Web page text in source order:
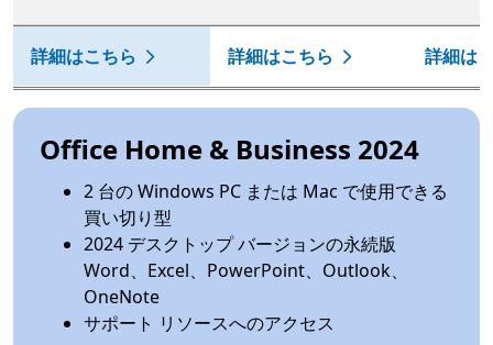
詳細はこちら 詳細はこちら 詳細は
Office Home & Business 2024
2 台の Windows PC または Mac で使用できる
買い切り型
2024 デスクトップ バージョンの永続版
Word、Excel、PowerPoint、Outlook、
OneNote
サポート リソースへのアクセス